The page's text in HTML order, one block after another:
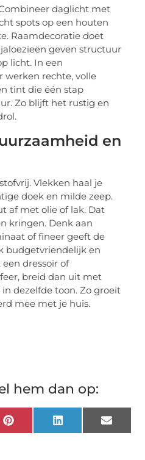
daglicht met
spots op een houten
Raamdecoratie doet
geven structuur
licht. In een
rechte, volle
tint die één stap
Zo blijft het rustig en
en
Vlekken haal je
doek en milde zeep.
af met olie of lak. Dat
kringen. Denk aan
of fineer geeft de
budgetvriendelijk en
dressoir of
breid dan uit met
dezelfde toon. Zo groeit
mee met je huis.
hem dan op:
PinterestLinkedInEmail